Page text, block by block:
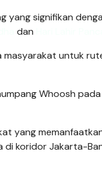
yang signifikan
dan
masyarakat untuk
Whoosh
yang
koridor Jakarta-